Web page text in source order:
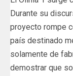
Durante su
proyecto rompe
país destinado
solamente de
demostrar que